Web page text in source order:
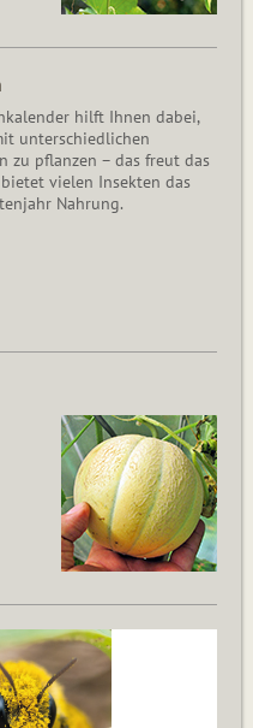
hilft Ihnen dabei,
unterschiedlichen
zu pflanzen – das freut das
vielen Insekten das
Nahrung.